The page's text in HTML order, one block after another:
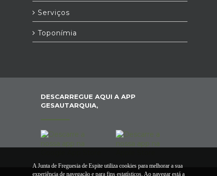
Serviços
Toponímia
DESCARREGUE AQUI A APP
GESAUTARQUIA,
A Junta de Freguesia de Espite utiliza cookies para melhorar a sua
experiência de navegação e para fins estatísticos. Ao navegar está a